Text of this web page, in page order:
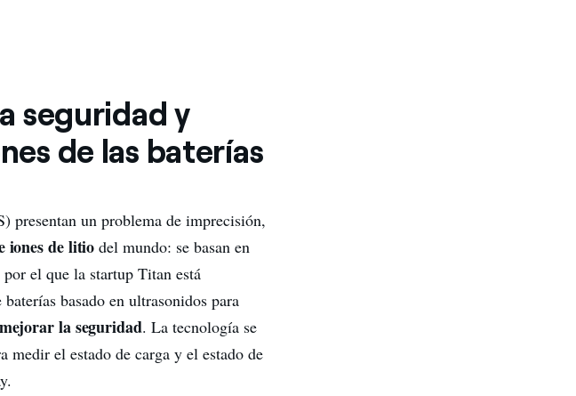
seguridad y
de las baterías
presentan un problema de imprecisión,
iones de litio del mundo: se basan en
el que la startup Titan está
basado en ultrasonidos para
mejorar la seguridad. La tecnología se
medir el estado de carga y el estado de